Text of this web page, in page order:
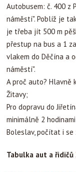
Autobusem: č. 400 z
náměstí". Poblíž je
je třeba jít 500 m
přestup na bus a 1
vlakem do Děčína a
náměstí".
A proč auto? Hlavně
Žitavy;
Pro dopravu do
minimálně 2
Boleslav, počítat i se
Tabulka aut a řidičů